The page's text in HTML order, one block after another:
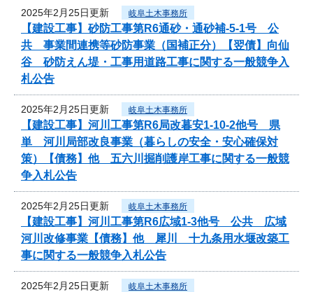
2025年2月25日更新 岐阜土木事務所
【建設工事】砂防工事第R6通砂・通砂補-5-1号 公
共 事業間連携等砂防事業（国補正分）【翌債】向仙
谷 砂防えん堤・工事用道路工事に関する一般競争入
札公告
2025年2月25日更新 岐阜土木事務所
【建設工事】河川工事第R6局改暮安1-10-2他号 県
単 河川局部改良事業（暮らしの安全・安心確保対
策）【債務】他 五六川掘削護岸工事に関する一般競
争入札公告
2025年2月25日更新 岐阜土木事務所
【建設工事】河川工事第R6広域1-3他号 公共 広域
河川改修事業【債務】他 犀川 十九条用水堰改築工
事に関する一般競争入札公告
2025年2月25日更新 岐阜土木事務所